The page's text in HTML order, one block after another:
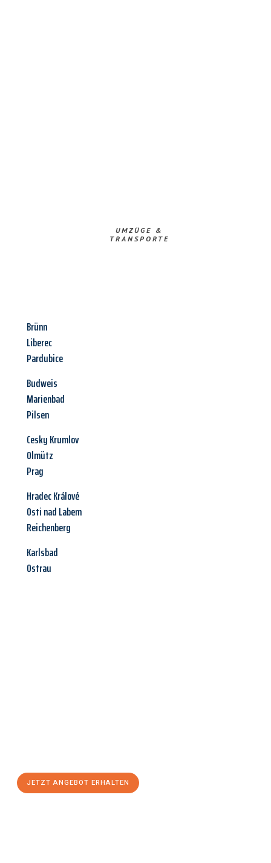
UMZÜGE &
TRANSPORTE
Brünn
Liberec
Pardubice
Budweis
Marienbad
Pilsen
Cesky Krumlov
Olmütz
Prag
Hradec Králové
Osti nad Labem
Reichenberg
Karlsbad
Ostrau
JETZT ANGEBOT ERHALTEN